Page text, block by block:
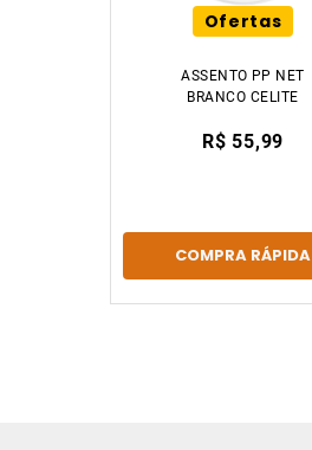
Ofertas
ASSENTO PP NET
BRANCO CELITE
R$ 55,99
COMPRA RÁPIDA